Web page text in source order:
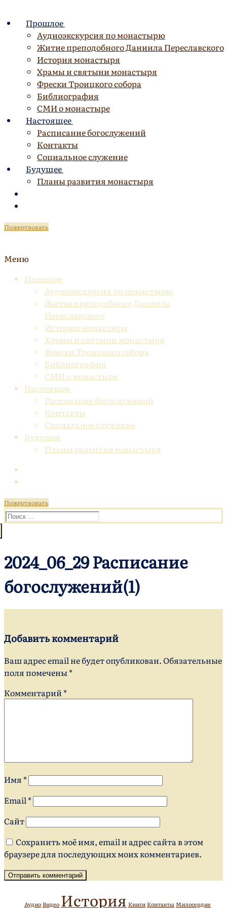
к
содержимому
Прошлое
Аудиоэкскурсия по монастырю
Житие преподобного Даниила Переславского
История монастыря
Храмы и святыни монастыря
Фрески Троицкого собора
Библиография
СМИ о монастыре
Настоящее
Расписание богослужений
Контакты
Социальное служение
Будущее
Планы развития монастыря
Пожертвовать
Меню
Прошлое
Аудиоэкскурсия по монастырю
Житие преподобного Даниила
Переславского
История монастыря
Храмы и святыни монастыря
Фрески Троицкого собора
Библиография
СМИ о монастыре
Настоящее
Расписание богослужений
Контакты
Социальное служение
Будущее
Планы развития монастыря
Пожертвовать
Искать:
2024_06_29 Расписание
богослужений(1)
Добавить комментарий
Ваш адрес email не будет опубликован.Обязательные
поля помечены*
Комментарий*
Имя *
Email*
Сайт
Сохранить моё имя, email и адрес сайта в этом
браузере для последующих моих комментариев.
АудиоВидео История КнигиКонтактыМилосердие